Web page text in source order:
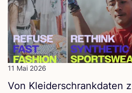
11 Mai 2026
Von Klei­der­schrank­da­ten